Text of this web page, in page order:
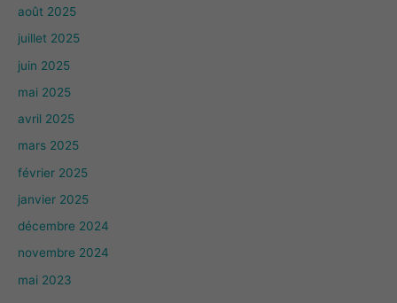
août 2025
juillet 2025
juin 2025
mai 2025
avril 2025
mars 2025
février 2025
janvier 2025
décembre 2024
novembre 2024
mai 2023